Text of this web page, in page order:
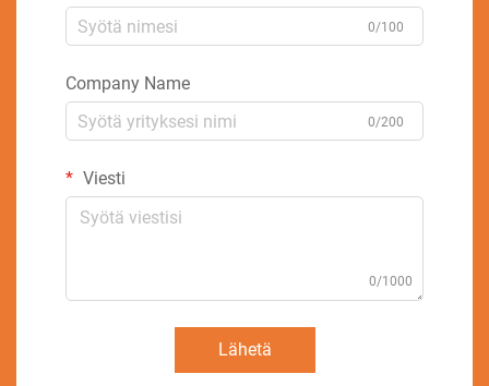
0/100
Company Name
0/200
Viesti
0/1000
Lähetä